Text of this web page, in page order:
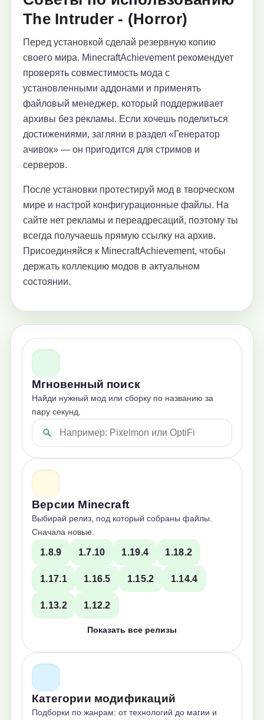
The Intruder - (Horror)
Перед установкой сделай резервную копию
своего мира. MinecraftAchievement рекомендует
проверять совместимость мода с
установленными аддонами и применять
файловый менеджер, который поддерживает
архивы без рекламы. Если хочешь поделиться
достижениями, загляни в раздел «Генератор
ачивок» — он пригодится для стримов и
серверов.
После установки протестируй мод в творческом
мире и настрой конфигурационные файлы. На
сайте нет рекламы и переадресаций, поэтому ты
всегда получаешь прямую ссылку на архив.
Присоединяйся к MinecraftAchievement, чтобы
держать коллекцию модов в актуальном
состоянии.
Мгновенный поиск
Найди нужный мод или сборку по названию за
пару секунд.
Версии Minecraft
Выбирай релиз, под который собраны файлы.
Сначала новые.
1.8.9 1.7.10 1.19.4 1.18.2
1.17.1 1.16.5 1.15.2 1.14.4
1.13.2 1.12.2
Показать все релизы
Категории модификаций
Подборки по жанрам: от технологий до магии и